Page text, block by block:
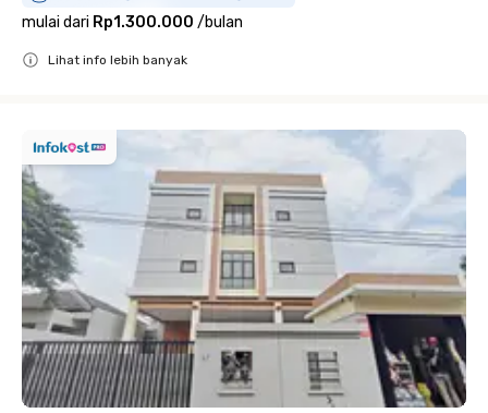
mulai dari Rp1.300.000 /bulan
Lihat info lebih banyak